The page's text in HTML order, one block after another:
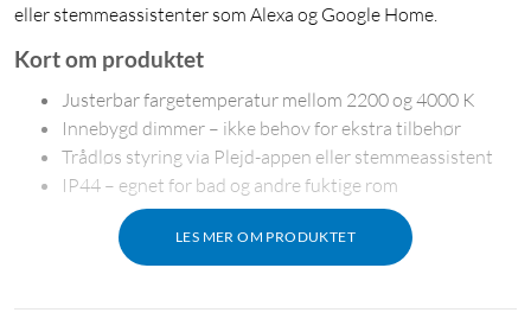
eller stemmeassistenter som Alexa og Google Home.
LES MER OM PRODUKTET
Kort om produktet
Justerbar fargetemperatur mellom 2200 og 4000 K
Innebygd dimmer – ikke behov for ekstra tilbehør
Trådløs styring via Plejd-appen eller stemmeassistent
IP44 – egnet for bad og andre fuktige rom